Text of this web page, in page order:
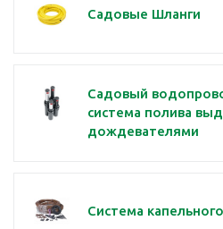
Садовые Шланги
Садовый
система полива
дождевателями
Система